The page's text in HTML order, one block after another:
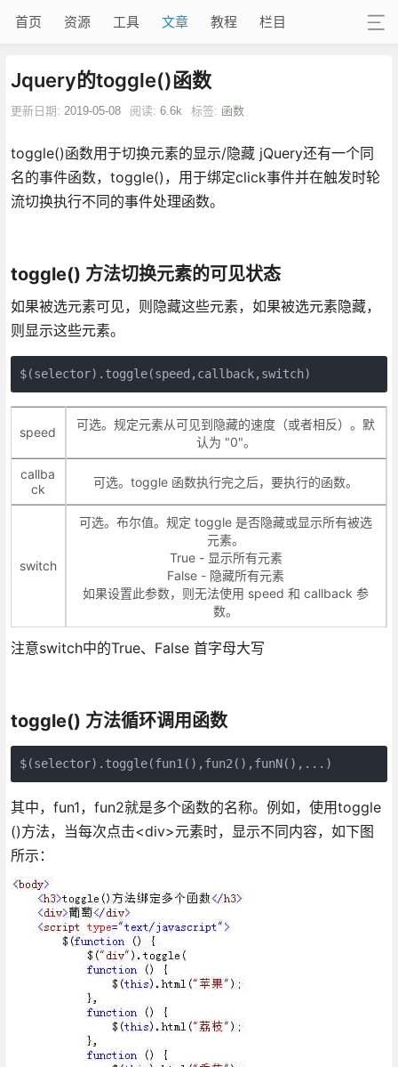
首页 资源 工具 文章 教程 栏目
Jquery的toggle()函数
更新日期: 2019-05-08 阅读: 6.6k 标签: 函数
toggle()函数用于切换元素的显示/隐藏 jQuery还有一个同
名的事件函数，toggle()，用于绑定click事件并在触发时轮
流切换执行不同的事件处理函数。
toggle() 方法切换元素的可见状态
如果被选元素可见，则隐藏这些元素，如果被选元素隐藏，
则显示这些元素。
$(selector).toggle(speed,callback,switch)
speed
可选。规定元素从可见到隐藏的速度（或者相反）。默
认为 "0"。
callba
ck
可选。toggle 函数执行完之后，要执行的函数。
switch
可选。布尔值。规定 toggle 是否隐藏或显示所有被选
元素。
True - 显示所有元素
False - 隐藏所有元素
如果设置此参数，则无法使用 speed 和 callback 参
数。
注意switch中的True、False 首字母大写
toggle() 方法循环调用函数
$(selector).toggle(fun1(),fun2(),funN(),...)
其中，fun1，fun2就是多个函数的名称。例如，使用toggle
()方法，当每次点击<div>元素时，显示不同内容，如下图
所示：